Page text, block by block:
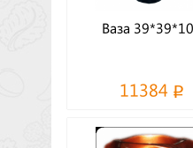
Ваза
11384